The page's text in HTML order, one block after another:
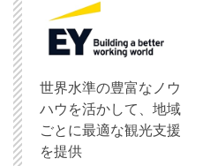
世界水準の豊富なノウ
ハウを活かして、地域
ごとに最適な観光支援
を提供